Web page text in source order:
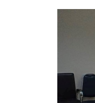
มาตรฐานกำห
ประกาศแผนก
ประกาศแผนก